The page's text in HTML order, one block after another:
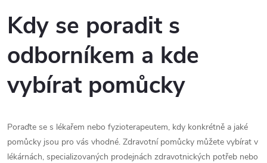
Kdy se poradit s
odborníkem a kde
vybírat pomůcky
Poraďte se s lékařem nebo fyzioterapeutem, kdy konkrétně a jaké
pomůcky jsou pro vás vhodné. Zdravotní pomůcky můžete vybírat v
lékárnách, specializovaných prodejnách zdravotnických potřeb nebo